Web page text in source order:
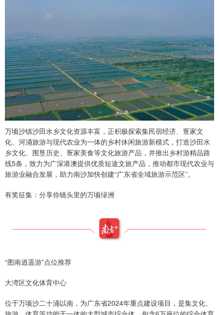
万顷沙镇沙田水乡文化资源丰富，正积极探索集民宿经济、疍家文
化、河涌旅游与现代农业为一体的乡村休闲旅游新模式，打造沙田水
乡文化、围垦历史、疍家美食等文化旅游产品，并推出乡村游精品路
线5条，致力为广深港澳提供优质短途文旅产品，推动都市现代农业与
旅游业融合发展，助力南沙加快创建“广东省全域旅游示范区”。
有奖征集：分享你镜头里的万顷绿洲
“图南逍遥游”点位推荐
大湾区文化体育中心
位于万顷沙二十涌以南，为广东省2024年重点建设项目，是集文化、